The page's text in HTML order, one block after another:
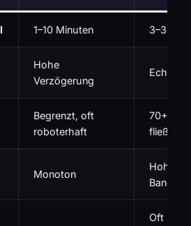
1–10 Minuten 3–30
Hohe
Verzögerung
Echtzeit
Begrenzt, oft
roboterhaft
70+
fließend
Monoton
Hohe
Oft